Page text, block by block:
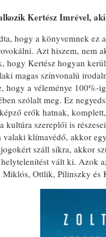
Kertész Imrével,
hogy a könyvemnek ez
Azt hiszem, nem
hogy Kertész hogyan
magas színvonalú
hogy a véleménye 100%-
szólalt meg. Ez
erők hatnak,
kultúra szereplői is
valaki klímavédő, akkor
száll síkra, akkor
vált ki. Azok
Ottlik, Pilinszky és